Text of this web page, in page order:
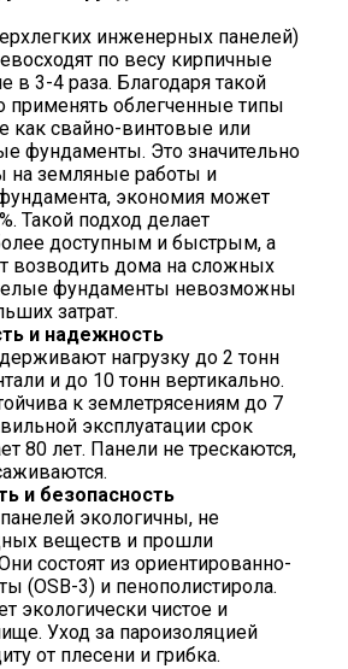
инженерных панелей)
по весу кирпичные
в 3-4 раза. Благодаря такой
применять облегченные типы
как свайно-винтовые или
фундаменты. Это значительно
на земляные работы и
экономия может
Такой подход делает
доступным и быстрым, а
возводить дома на сложных
фундаменты невозможны
затрат.
и надежность
нагрузку до 2 тонн
и до 10 тонн вертикально.
к землетрясениям до 7
эксплуатации срок
80 лет. Панели не трескаются,
и безопасность
экологичны, не
веществ и прошли
состоят из ориентированно-
(OSB-3) и пенополистирола.
экологически чистое и
Уход за пароизоляцией
от плесени и грибка.